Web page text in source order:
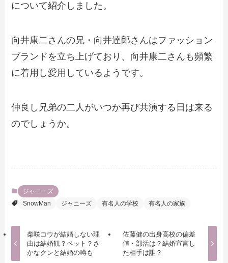
について紹介しました。
向井康二さんの兄・向井達郎さんはファッション
ブランドを立ち上げており、向井康二さんも頻繁
に着用し愛用しているようです。
仲良し兄弟の二人がいつか再び共演する日は来る
のでしょうか。
ジャニーズ
SnowMan
ジャニーズ 有名人の学校 有名人の家族
柴咲コウが結婚しない理
由は結婚観？ペット？さ
かなクンと結婚の噂も
佐藤健の出身高校の偏差
値・部活は？結婚宣言し
た相手は誰？